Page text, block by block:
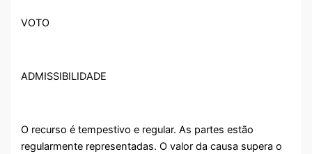
VOTO
ADMISSIBILIDADE
O recurso é tempestivo e regular. As partes estão
regularmente representadas. O valor da causa supera o